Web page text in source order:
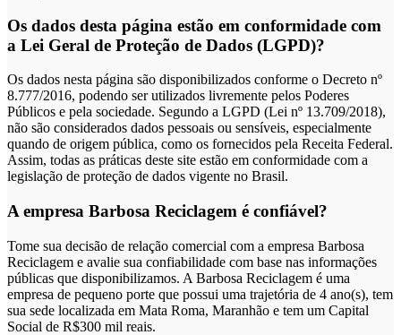
Os dados desta página estão em conformidade com
a Lei Geral de Proteção de Dados (LGPD)?
Os dados nesta página são disponibilizados conforme o Decreto nº
8.777/2016, podendo ser utilizados livremente pelos Poderes
Públicos e pela sociedade. Segundo a LGPD (Lei nº 13.709/2018),
não são considerados dados pessoais ou sensíveis, especialmente
quando de origem pública, como os fornecidos pela Receita Federal.
Assim, todas as práticas deste site estão em conformidade com a
legislação de proteção de dados vigente no Brasil.
A empresa Barbosa Reciclagem é confiável?
Tome sua decisão de relação comercial com a empresa Barbosa
Reciclagem e avalie sua confiabilidade com base nas informações
públicas que disponibilizamos. A Barbosa Reciclagem é uma
empresa de pequeno porte que possui uma trajetória de 4 ano(s), tem
sua sede localizada em Mata Roma, Maranhão e tem um Capital
Social de R$300 mil reais.